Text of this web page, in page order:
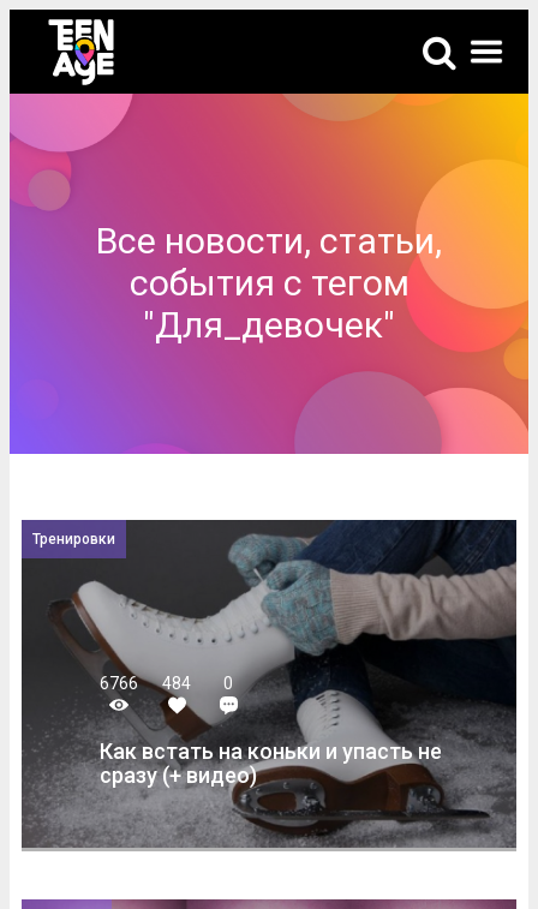
Все новости, статьи,
события с тегом
"Для_девочек"
Тренировки
6766 484 0
Как встать на коньки и упасть не
сразу (+ видео)